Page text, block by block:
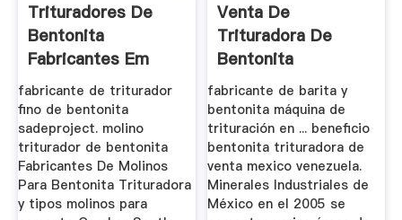
Trituradores De
Bentonita
Fabricantes Em
Moçambique
fabricante de triturador
fino de bentonita
sadeproject. molino
triturador de bentonita
Fabricantes De Molinos
Para Bentonita Trituradora
y tipos molinos para
Venta De
Trituradora De
Bentonita
fabricante de barita y
bentonita máquina de
trituración en ... beneficio
bentonita trituradora de
venta mexico venezuela.
Minerales Industriales de
México en el 2005 se